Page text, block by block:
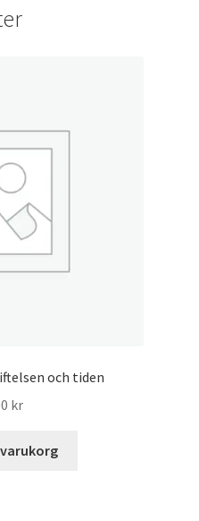
och tiden
kr